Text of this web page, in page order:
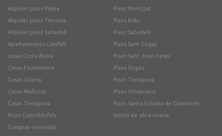
Alquiler pisos Palma
Alquiler pisos Terrassa
Alquiler pisos Sabadell
Apartamentos Calafell
casas Costa Brava
Casas Formentera
Casas Girona
Casas Mallorca
Casas Tarragona
Pisos Castelldefels
Comprar viviendas
Pisos Montgat
Pisos Rubí
Pisos Sabadell
Pisos Sant Cugat
Pisos Sant Joan Despí
Pisos Sitges
Pisos Tarragona
Pisos Viladecans
Pisos Santa Coloma de Gramenet
Venta de obra nueva